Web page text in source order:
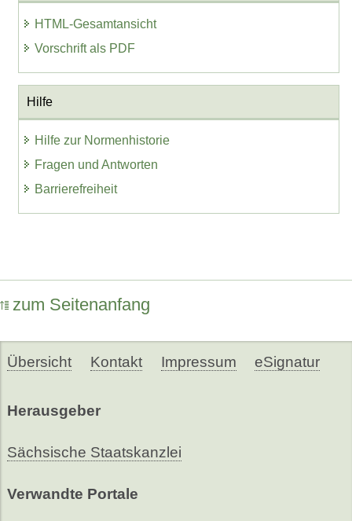
HTML-Gesamtansicht
Vorschrift als PDF
Hilfe
Hilfe zur Normenhistorie
Fragen und Antworten
Barrierefreiheit
zum Seitenanfang
Übersicht Kontakt Impressum eSignatur
Herausgeber
Sächsische Staatskanzlei
Verwandte Portale